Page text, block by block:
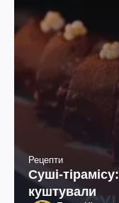
Рецепти
Суші-
куштували